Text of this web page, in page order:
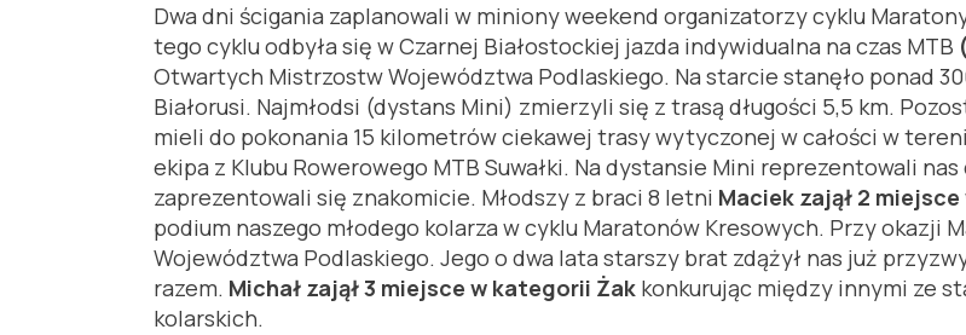
Dwa dni ścigania zaplanowali w miniony weekend organizatorzy cyklu
tego cyklu odbyła się w Czarnej Białostockiej jazda indywidualna na czas MTB
Otwartych Mistrzostw Województwa Podlaskiego. Na starcie stanęło ponad
Białorusi. Najmłodsi (dystans Mini) zmierzyli się z trasą długości 5,5 km.
mieli do pokonania 15 kilometrów ciekawej trasy wytyczonej w całości w
ekipa z Klubu Rowerowego MTB Suwałki. Na dystansie Mini reprezentowali
zaprezentowali się znakomicie. Młodszy z braci 8 letni Maciek zajął 2
podium naszego młodego kolarza w cyklu Maratonów Kresowych. Przy okazji
Województwa Podlaskiego. Jego o dwa lata starszy brat zdążył nas już
razem. Michał zajął 3 miejsce w kategorii Żak konkurując między innymi ze
kolarskich.